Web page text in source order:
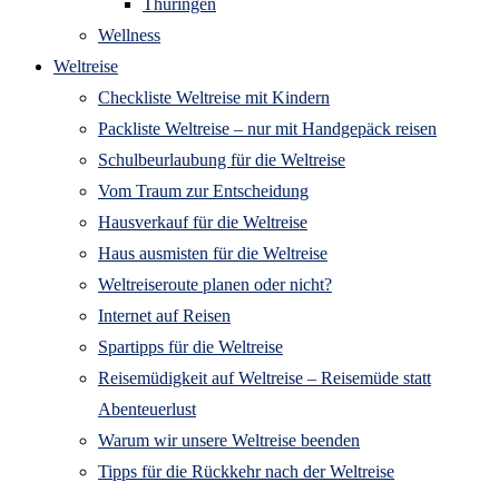
Thüringen
Wellness
Weltreise
Checkliste Weltreise mit Kindern
Packliste Weltreise – nur mit Handgepäck reisen
Schulbeurlaubung für die Weltreise
Vom Traum zur Entscheidung
Hausverkauf für die Weltreise
Haus ausmisten für die Weltreise
Weltreiseroute planen oder nicht?
Internet auf Reisen
Spartipps für die Weltreise
Reisemüdigkeit auf Weltreise – Reisemüde statt
Abenteuerlust
Warum wir unsere Weltreise beenden
Tipps für die Rückkehr nach der Weltreise